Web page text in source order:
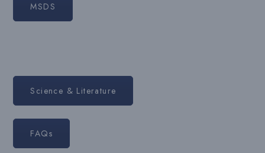
MSDS
Science & Literature
FAQs